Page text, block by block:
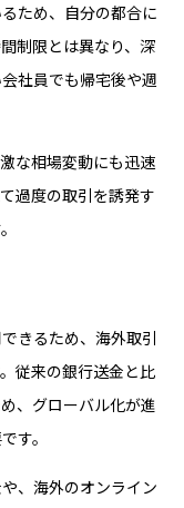
ため、自分の都合に
制限とは異なり、深
社員でも帰宅後や週
な相場変動にも迅速
過度の取引を誘発す
きるため、海外取引
従来の銀行送金と比
、グローバル化が進
す。
、海外のオンライン